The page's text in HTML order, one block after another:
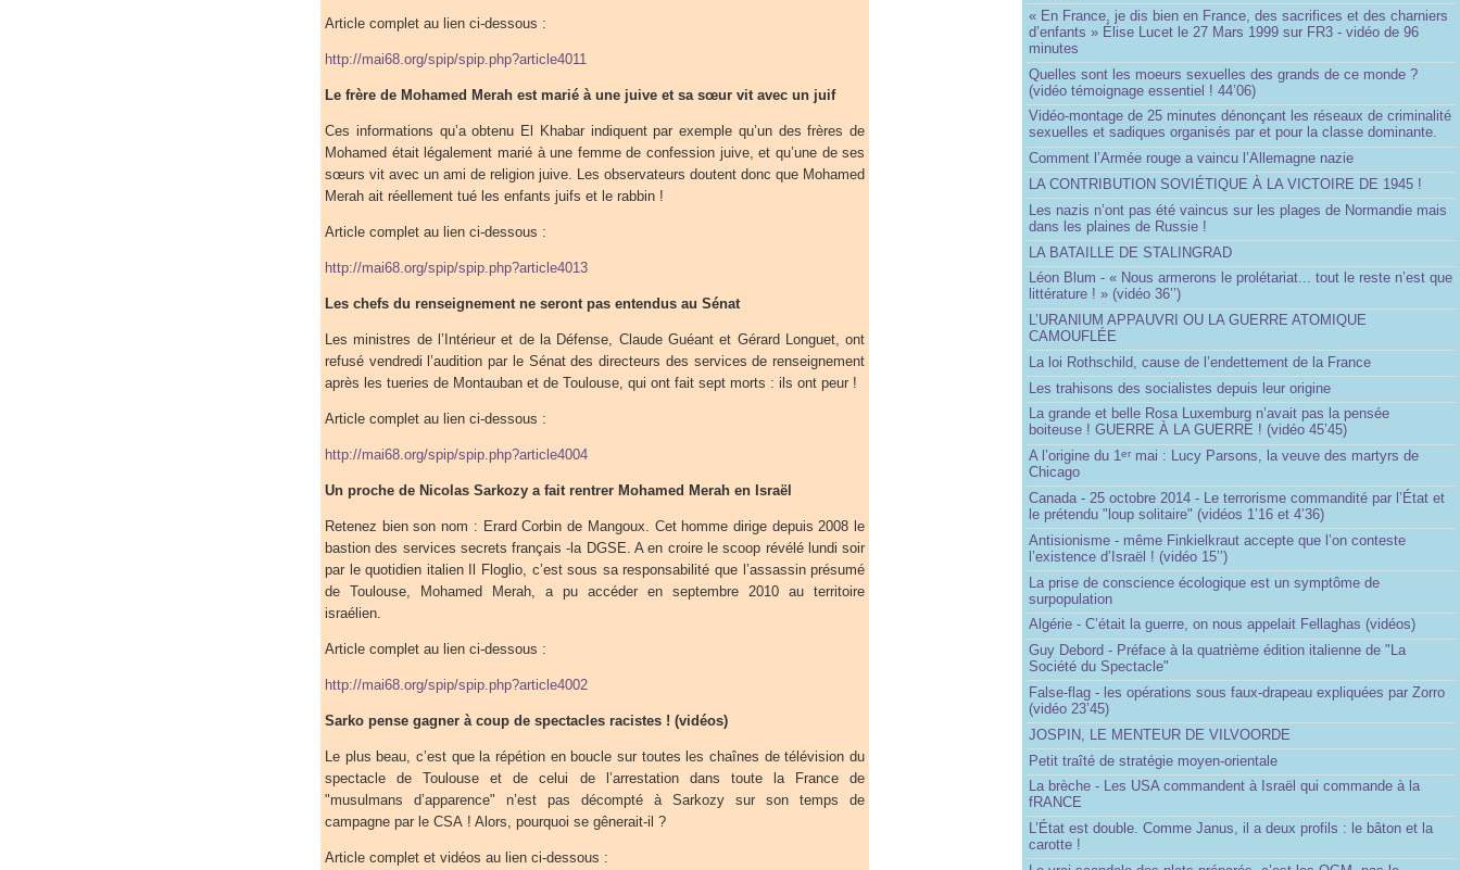
Article complet au lien ci-dessous :
http://mai68.org/spip/spip.php?article4011
Le frère de Mohamed Merah est marié à une juive et sa sœur vit avec un juif
Ces informations qu’a obtenu El Khabar indiquent par exemple qu’un des frères de
Mohamed était légalement marié à une femme de confession juive, et qu’une de ses
sœurs vit avec un ami de religion juive. Les observateurs doutent donc que Mohamed
Merah ait réellement tué les enfants juifs et le rabbin !
Article complet au lien ci-dessous :
http://mai68.org/spip/spip.php?article4013
Les chefs du renseignement ne seront pas entendus au Sénat
Les ministres de l’Intérieur et de la Défense, Claude Guéant et Gérard Longuet, ont
refusé vendredi l’audition par le Sénat des directeurs des services de renseignement
après les tueries de Montauban et de Toulouse, qui ont fait sept morts : ils ont peur !
Article complet au lien ci-dessous :
http://mai68.org/spip/spip.php?article4004
Un proche de Nicolas Sarkozy a fait rentrer Mohamed Merah en Israël
Retenez bien son nom : Erard Corbin de Mangoux. Cet homme dirige depuis 2008 le
bastion des services secrets français -la DGSE. A en croire le scoop révélé lundi soir
par le quotidien italien Il Floglio, c’est sous sa responsabilité que l’assassin présumé
de Toulouse, Mohamed Merah, a pu accéder en septembre 2010 au territoire
israélien.
Article complet au lien ci-dessous :
http://mai68.org/spip/spip.php?article4002
Sarko pense gagner à coup de spectacles racistes ! (vidéos)
Le plus beau, c’est que la répétion en boucle sur toutes les chaînes de télévision du
spectacle de Toulouse et de celui de l’arrestation dans toute la France de
"musulmans d’apparence" n’est pas décompté à Sarkozy sur son temps de
campagne par le CSA ! Alors, pourquoi se gênerait-il ?
Article complet et vidéos au lien ci-dessous :
« En France, je dis bien en France, des sacrifices et des charniers
d’enfants » Élise Lucet le 27 Mars 1999 sur FR3 - vidéo de 96
minutes
Quelles sont les moeurs sexuelles des grands de ce monde ?
(vidéo témoignage essentiel ! 44’06)
Vidéo-montage de 25 minutes dénonçant les réseaux de criminalité
sexuelles et sadiques organisés par et pour la classe dominante.
Comment l’Armée rouge a vaincu l’Allemagne nazie
LA CONTRIBUTION SOVIÉTIQUE À LA VICTOIRE DE 1945 !
Les nazis n’ont pas été vaincus sur les plages de Normandie mais
dans les plaines de Russie !
LA BATAILLE DE STALINGRAD
Léon Blum - « Nous armerons le prolétariat... tout le reste n’est que
littérature ! » (vidéo 36’’)
L’URANIUM APPAUVRI OU LA GUERRE ATOMIQUE
CAMOUFLÉE
La loi Rothschild, cause de l’endettement de la France
Les trahisons des socialistes depuis leur origine
La grande et belle Rosa Luxemburg n’avait pas la pensée
boiteuse ! GUERRE À LA GUERRE ! (vidéo 45’45)
A l’origine du 1er mai : Lucy Parsons, la veuve des martyrs de
Chicago
Canada - 25 octobre 2014 - Le terrorisme commandité par l’État et
le prétendu "loup solitaire" (vidéos 1’16 et 4’36)
Antisionisme - même Finkielkraut accepte que l’on conteste
l’existence d’Israël ! (vidéo 15’’)
La prise de conscience écologique est un symptôme de
surpopulation
Algérie - C’était la guerre, on nous appelait Fellaghas (vidéos)
Guy Debord - Préface à la quatrième édition italienne de "La
Société du Spectacle"
False-flag - les opérations sous faux-drapeau expliquées par Zorro
(vidéo 23’45)
JOSPIN, LE MENTEUR DE VILVOORDE
Petit traîté de stratégie moyen-orientale
La brèche - Les USA commandent à Israël qui commande à la
fRANCE
L’État est double. Comme Janus, il a deux profils : le bâton et la
carotte !